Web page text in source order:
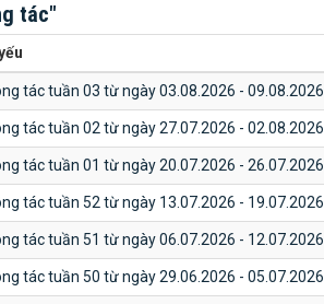
tác"
tác tuần 03 từ ngày 03.08.2026 - 09.08.2026
tác tuần 02 từ ngày 27.07.2026 - 02.08.2026
tác tuần 01 từ ngày 20.07.2026 - 26.07.2026
tác tuần 52 từ ngày 13.07.2026 - 19.07.2026
tác tuần 51 từ ngày 06.07.2026 - 12.07.2026
tác tuần 50 từ ngày 29.06.2026 - 05.07.2026